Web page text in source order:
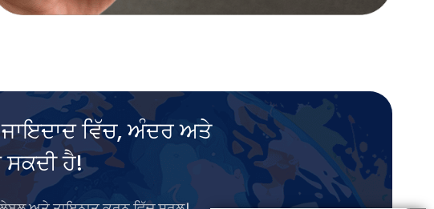
ਜਾਇਦਾਦ ਵਿੱਚ, ਅੰਦਰ ਅਤੇ
ਸਕਦੀ ਹੈ!